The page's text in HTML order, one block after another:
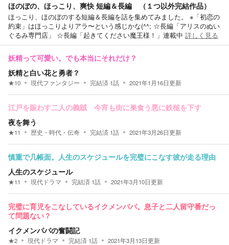
ほのぼの、ほっこり、爽快 短編＆長編 （１つ以外完結作品）
ほっこり、ほのぼのする短編＆長編を話を集めてみました。 ※「初恋の
約束」はほっこりよりアラ〜という感じかな(^^; ☆長編「アリスのぬい
ぐるみ専門店」 ☆長編「起きてください魔王様！」連載中 詳しく見る
妖精って可愛い。でも本当にそれだけ？
妖精と白い花と勇者？
★10 現代ファンタジー 完結済 1話 2021年1月16日更新
江戸を賑わす二人の義賊 今宵も街に巣食う悪に鉄槌を下す
夜を舞う
★11 歴史・時代・伝奇 完結済 1話 2021年3月26日更新
慎重で几帳面。人生のスケジュールを完璧にこなす彼が走る理由
人生のスケジュール
★11 現代ドラマ 完結済 1話 2021年3月10日更新
完璧に育児をこなしているイクメンパパ。息子と二人留守番だっ
て問題ない？
イクメンパパの奮闘記
★2 現代ドラマ 完結済 1話 2021年3月13日更新